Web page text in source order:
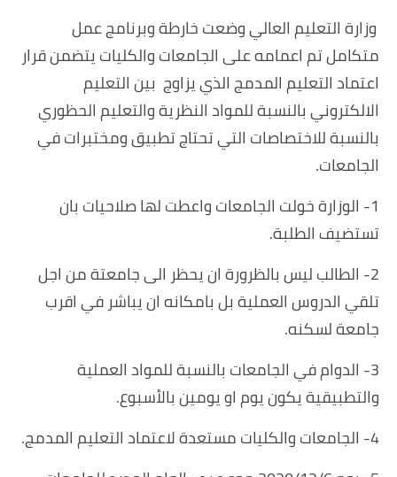
وزارة التعليم العالي وضعت خارطة وبرنامج عمل
متكامل تم اعمامه على الجامعات والكليات يتضمن قرار
اعتماد التعليم المدمج الذي يزاوج بين التعليم
الالكتروني بالنسبة للمواد النظرية والتعليم الحظوري
بالنسبة للاختصاصات التي تحتاج تطبيق ومختبرات في
الجامعات.
1- الوزارة خولت الجامعات واعطت لها صلاحيات بان
تستضيف الطلبة.
2- الطالب ليس بالظرورة ان يحظر الى جامعتة من اجل
تلقي الدروس العملية بل بامكانه ان يباشر في اقرب
جامعة لسكنه.
3- الدوام في الجامعات بالنسبة للمواد العملية
والتطبيقية يكون يوم او يومين بالأسبوع.
4- الجامعات والكليات مستعدة لاعتماد التعليم المدمج.